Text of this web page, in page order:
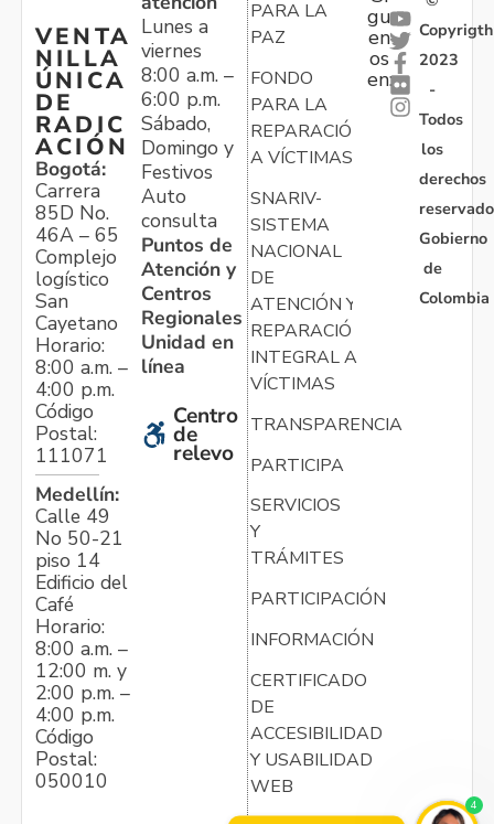
VENTA
NILLA
ÚNICA
DE
RADIC
ACIÓN
Bogotá:
Carrera
85D No.
46A – 65
Complejo
logístico
San
Cayetano
Horario:
8:00 a.m. –
4:00 p.m.
Código
Postal:
111071
Medellín:
Calle 49
No 50-21
piso 14
Edificio del
Café
Horario:
8:00 a.m. –
12:00 m. y
2:00 p.m. –
4:00 p.m.
Código
Postal:
050010
Lunes a
viernes
8:00 a.m. –
6:00 p.m.
Sábado,
Domingo y
Festivos
Auto
consulta
Puntos de
Atención y
Centros
Regionales
Unidad en
línea
Centro
de
relevo
PARA LA
PAZ
FONDO
PARA LA
REPARACIÓN
A VÍCTIMAS
SNARIV-
SISTEMA
NACIONAL
DE
ATENCIÓN Y
REPARACIÓN
INTEGRAL A
VÍCTIMAS
TRANSPARENCIA
PARTICIPA
SERVICIOS
Y
TRÁMITES
PARTICIPACIÓN
INFORMACIÓN
CERTIFICADO
DE
ACCESIBILIDAD
Y USABILIDAD
WEB
gu
en
os
en:
Copyrigth
2023
-
Todos
los
derechos
Gobierno
de
Colombia
4